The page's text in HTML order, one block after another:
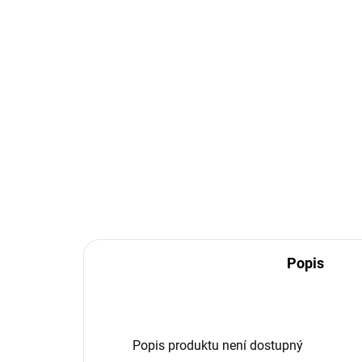
Popis
Popis produktu není dostupný